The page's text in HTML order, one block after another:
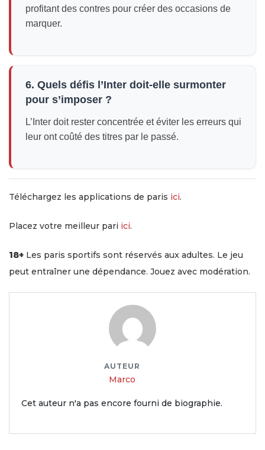
profitant des contres pour créer des occasions de
marquer.
6. Quels défis l’Inter doit-elle surmonter
pour s’imposer ?
L’Inter doit rester concentrée et éviter les erreurs qui
leur ont coûté des titres par le passé.
Téléchargez les applications de paris ici.
Placez votre meilleur pari ici.
18+ Les paris sportifs sont réservés aux adultes. Le jeu
peut entraîner une dépendance. Jouez avec modération.
AUTEUR
Marco
Cet auteur n'a pas encore fourni de biographie.